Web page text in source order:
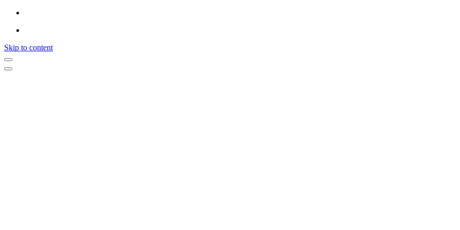
Skip to content